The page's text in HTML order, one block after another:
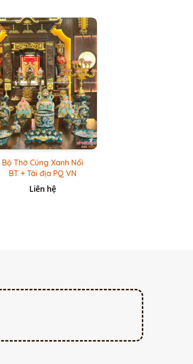
Bộ Thờ Cúng Xanh Nổi
BT + Tài địa PQ VN
Xanh Lục
Liên hệ